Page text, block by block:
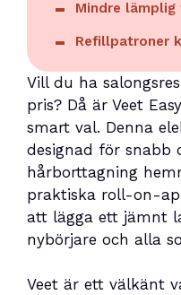
Mindre
Refillpatroner
Vill du ha
pris? Då är Veet
smart val. Denna
designad för snabb
hårborttagning
praktiska roll-on-
att lägga ett jämnt
nybörjare och alla
Veet är ett välkänt